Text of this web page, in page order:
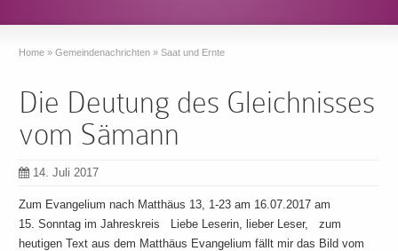
Home » Gemeindenachrichten » Saat und Ernte
Die Deutung des Gleichnisses
vom Sämann
14. Juli 2017
Zum Evangelium nach Matthäus 13, 1-23 am 16.07.2017 am
15. Sonntag im Jahreskreis Liebe Leserin, lieber Leser, zum
heutigen Text aus dem Matthäus Evangelium fällt mir das Bild vom